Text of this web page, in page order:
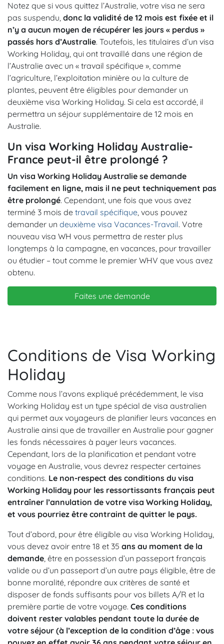
Notez que si vous quittez l’Australie, votre visa ne sera
pas suspendu, donc la validité de 12 mois est fixée et il
n’y a aucun moyen de récupérer les jours « perdus »
passés hors d’Australie. Toutefois, les titulaires d’un visa
Working Holiday, qui ont travaillé dans une région de
l’Australie avec un « travail spécifique », comme
l’agriculture, l’exploitation minière ou la culture de
plantes, peuvent être éligibles pour demander un
deuxième visa Working Holiday. Si cela est accordé, il
permettra un séjour supplémentaire de 12 mois en
Australie.
Un visa Working Holiday Australie-
France peut-il être prolongé ?
Un visa Working Holiday Australie se demande
facilement en ligne, mais il ne peut techniquement pas
être prolongé. Cependant, une fois que vous avez
terminé 3 mois de travail spécifique, vous pouvez
demander un deuxième visa Vacances-Travail. Votre
nouveau visa WH vous permettra de rester plus
longtemps à la campagne, en vacances, pour travailler
ou étudier – tout comme le premier WHV que vous avez
obtenu.
Faites une demande
Conditions de Visa Working
Holiday
Comme nous l’avons expliqué précédemment, le visa
Working Holiday est un type spécial de visa australien
qui permet aux voyageurs de planifier leurs vacances en
Australie ainsi que de travailler en Australie pour gagner
les fonds nécessaires à payer leurs vacances.
Cependant, lors de la planification et pendant votre
voyage en Australie, vous devrez respecter certaines
conditions. Le non-respect des conditions du visa
Working Holiday pour les ressortissants français peut
entraîner l’annulation de votre visa Working Holiday,
et vous pourriez être contraint de quitter le pays.
Tout d’abord, pour être éligible au visa Working Holiday,
vous devez avoir entre 18 et 35 ans au moment de la
demande, être en possession d’un passeport français
valide ou d’un passeport d’un autre pays éligible, être de
bonne moralité, répondre aux critères de santé et
disposer de fonds suffisants pour vos billets A/R et la
première partie de votre voyage. Ces conditions
doivent rester valables pendant toute la durée de
votre séjour (à l’exception de la condition d’âge : vous